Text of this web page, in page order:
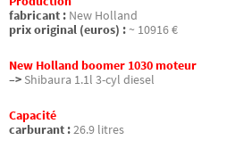
fabricant : New Holland
prix original (euros) : ~ 10916 €
New Holland boomer 1030 moteur
–> Shibaura 1.1l 3-cyl diesel
Capacité
carburant :26.9 litres